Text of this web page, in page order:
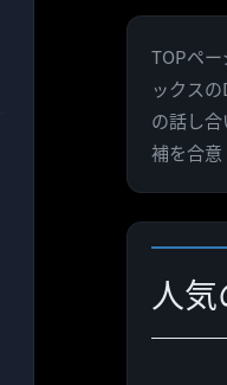
カ
テ
ゴ
リ
ー
TOPペー
ックス
の話し
補を合意
人